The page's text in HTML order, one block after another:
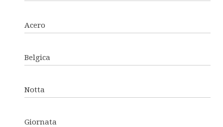
Acero
Belgica
Notta
Giornata